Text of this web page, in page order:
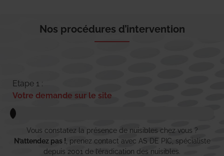
Nos procédures d’intervention
Etape 1 :
Votre demande sur le site
Vous constatez la présence de nuisibles chez vous ?
N’attendez pas ! , prenez contact avec AS DE PIC, spécialiste
depuis 2001 de l’éradication des nuisibles.